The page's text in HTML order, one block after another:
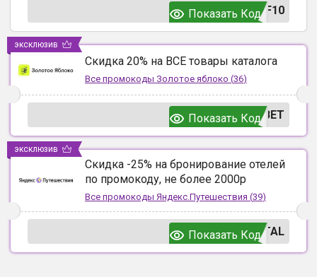
F10
Показать Код
Скидка 20% на ВСЕ товары каталога
Все промокоды Золотое яблоко (36)
ВЕТ
Показать Код
эксклюзив
Скидка -25% на бронирование отелей
по промокоду, не более 2000р
Все промокоды Яндекс.Путешествия (39)
TAL
Показать Код
эксклюзив